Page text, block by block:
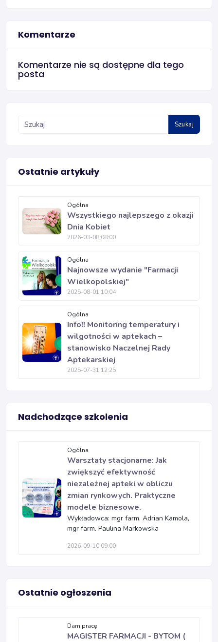
Komentarze
Komentarze nie są dostępne dla tego
posta
Szukaj
Ostatnie artykuły
Ogólna
Wszystkiego najlepszego z okazji
Dnia Kobiet
2026-03-08 08:00
Ogólna
Najnowsze wydanie "Farmacji
Wielkopolskiej"
2025-08-01 10:04
Ogólna
Info!! Monitoring temperatury i
wilgotności w aptekach –
stanowisko Naczelnej Rady
Aptekarskiej
2025-07-31 12:25
Nadchodzące szkolenia
Ogólna
Warsztaty stacjonarne: Jak
zwiększyć efektywność
niezależnej apteki w obliczu
zmian rynkowych. Praktyczne
modele biznesowe.
Wykładowca: mgr farm. Adrian Kamola,
mgr farm. Paulina Markowska
2026-09-10 09:00
Ostatnie ogłoszenia
Dam pracę
MAGISTER FARMACJI - BYTOM (